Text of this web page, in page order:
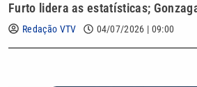
Furto lidera as estatísticas;
Redação VTV 04/07/2026 | 09:00